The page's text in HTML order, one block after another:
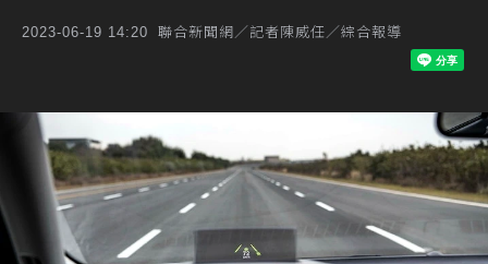
2023-06-19 14:20 聯合新聞網／記者陳威任／綜合報導